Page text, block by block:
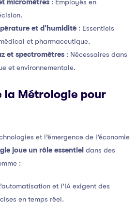
micromètres : Employés en
et d’humidité : Essentiels
et pharmaceutique.
et spectromètres : Nécessaires dans
et environnementale.
la Métrologie pour
et l’émergence de l’économie
joue un rôle essentiel dans des
:
et l’IA exigent des
en temps réel.